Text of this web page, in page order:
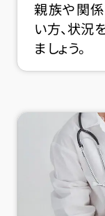
親族や関
い方、状況
ましょう。